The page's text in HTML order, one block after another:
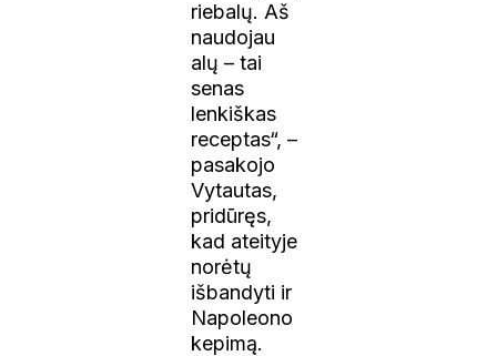
riebalų. Aš
naudojau
alų – tai
senas
lenkiškas
receptas“, –
pasakojo
Vytautas,
pridūręs,
kad ateityje
norėtų
išbandyti ir
Napoleono
kepimą.